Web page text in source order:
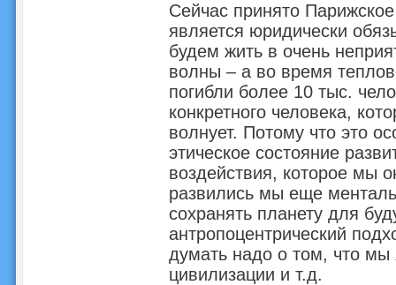
Сейчас принято
является юридически
будем жить в очень
волны – а во время
погибли более 10 тыс.
конкретного человека,
волнует. Потому что это
этическое состояние
воздействия, которое мы
развились мы еще
сохранять планету для
антропоцентрический
думать надо о том, что
цивилизации и т.д.